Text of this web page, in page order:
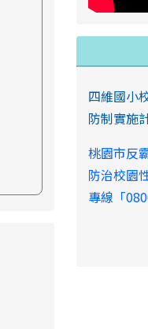
四維國小
防制實施
桃園市反
防治校園
專線「